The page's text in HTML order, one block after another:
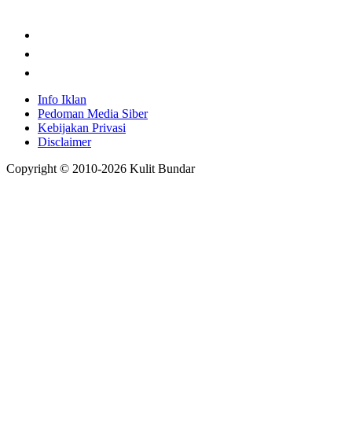
Info Iklan
Pedoman Media Siber
Kebijakan Privasi
Disclaimer
Copyright © 2010-2026 Kulit Bundar